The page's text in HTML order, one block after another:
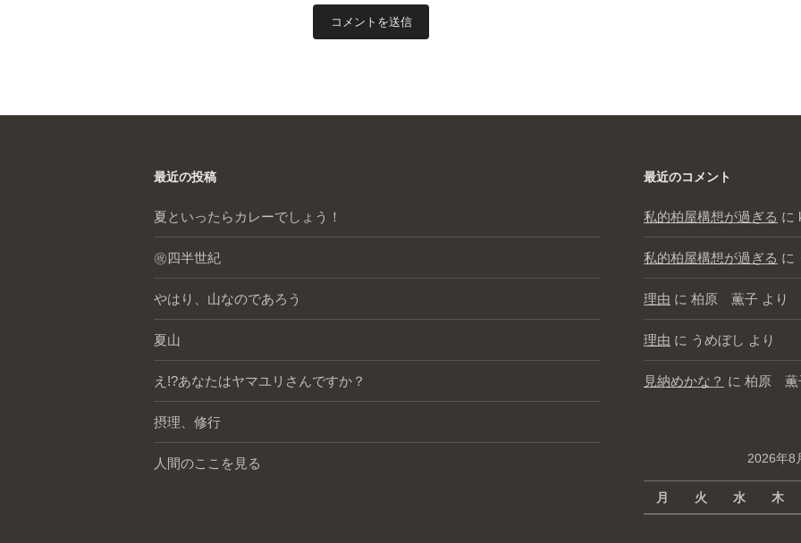
最近の投稿
夏といったらカレーでしょう！
㊗️四半世紀
やはり、山なのであろう
夏山
え!?あなたはヤマユリさんですか？
摂理、修行
人間のここを見る
最近のコメント
私的柏屋構想が過ぎる に
私的柏屋構想が過ぎる に
理由 に 柏原 薫子 より
理由 に うめぼし より
見納めかな？ に 柏原 薫
2026年8
月 火 水 木